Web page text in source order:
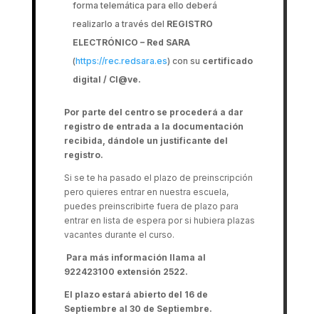
forma telemática para ello deberá
realizarlo a través del REGISTRO
ELECTRÓNICO – Red SARA
(https://rec.redsara.es) con su certificado
digital / Cl@ve.
Por parte del centro se procederá a dar
registro de entrada a la documentación
recibida, dándole un justificante del
registro.
Si se te ha pasado el plazo de preinscripción
pero quieres entrar en nuestra escuela,
puedes preinscribirte fuera de plazo para
entrar en lista de espera por si hubiera plazas
vacantes durante el curso.
Para más información llama al
922423100 extensión 2522.
El plazo estará abierto del 16 de
Septiembre al 30 de Septiembre.